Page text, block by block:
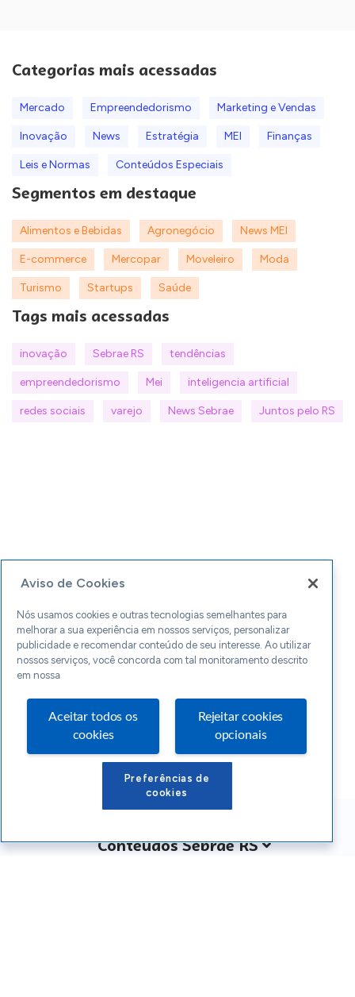
Categorias mais acessadas
Mercado Empreendedorismo Marketing e Vendas
Inovação News Estratégia MEI Finanças
Leis e Normas Conteúdos Especiais
Segmentos em destaque
Alimentos e Bebidas Agronegócio News MEI
E-commerce Mercopar Moveleiro Moda
Turismo Startups Saúde
Tags mais acessadas
inovação Sebrae RS tendências
empreendedorismo Mei inteligencia artificial
redes sociais varejo News Sebrae Juntos pelo RS
Conteúdos Sebrae RS
Aviso de Cookies
Nós usamos cookies e outras tecnologias semelhantes para
melhorar a sua experiência em nossos serviços, personalizar
publicidade e recomendar conteúdo de seu interesse. Ao utilizar
nossos serviços, você concorda com tal monitoramento descrito
em nossa
Aceitar todos os
cookies
Rejeitar cookies
opcionais
Preferências de
cookies